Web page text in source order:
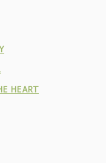
HEART